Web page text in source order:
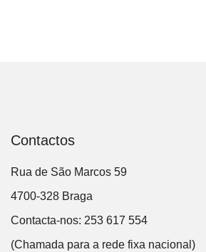
Contactos
Rua de São Marcos 59
4700-328 Braga
Contacta-nos: 253 617 554
(Chamada para a rede fixa nacional)